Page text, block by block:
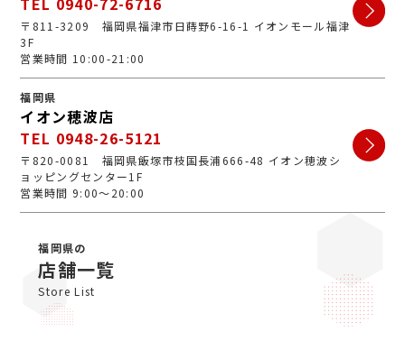
〒811-3209 福岡県福津市日蒔野6-16-1 イオンモール福津
3F
営業時間 10:00-21:00
福岡県
イオン穂波店
TEL 0948-26-5121
〒820-0081 福岡県飯塚市枝国長浦666-48 イオン穂波シ
ョッピングセンター1F
営業時間 9:00～20:00
福岡県の
店舗一覧
Store List